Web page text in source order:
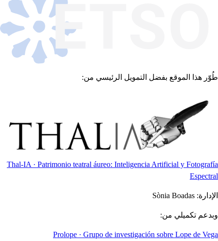
طُوّر هذا الموقع بفضل التمويل الرئيسي من:
Thal-IA · Patrimonio teatral áureo: Inteligencia Artificial y Fotografía
Espectral
الإدارة: Sònia Boadas
وبدعم تكميلي من:
Prolope · Grupo de investigación sobre Lope de Vega